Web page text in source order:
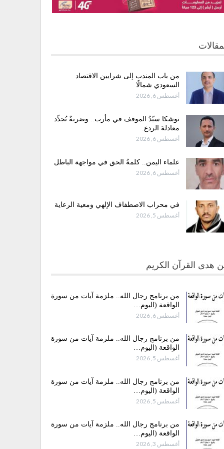
من باب المندب إلى شرايين الاقتصاد
السعودي شمالًا
أغسطس 6, 2026
توشكا سيّدُ الموقف في مأرب.. وضربةٌ تُجدِّد
معادلةَ الردع.
أغسطس 6, 2026
علماء اليمن.. كلمةُ الحق في مواجهة الباطل
أغسطس 6, 2026
في محراب الاصطفاف الإلهي ومعية الرعاية
أغسطس 5, 2026
هدى القرآن الكريم
من برنامج رجال الله.. ملزمة آيات من سورة
الواقعة (اليوم…
أغسطس 6, 2026
من برنامج رجال الله.. ملزمة آيات من سورة
الواقعة (اليوم…
أغسطس 5, 2026
من برنامج رجال الله.. ملزمة آيات من سورة
الواقعة (اليوم…
أغسطس 5, 2026
من برنامج رجال الله.. ملزمة آيات من سورة
الواقعة (اليوم…
أغسطس 3, 2026